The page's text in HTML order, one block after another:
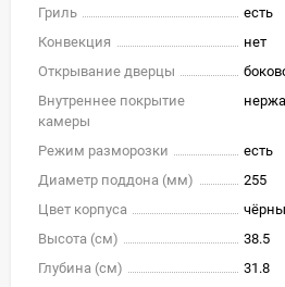
Гриль
есть
Конвекция
нет
Открывание дверцы
Внутреннее покрытие
камеры
Режим разморозки
есть
Диаметр поддона (мм)
255
Цвет корпуса
Высота (см)
38.5
Глубина (см)
31.8